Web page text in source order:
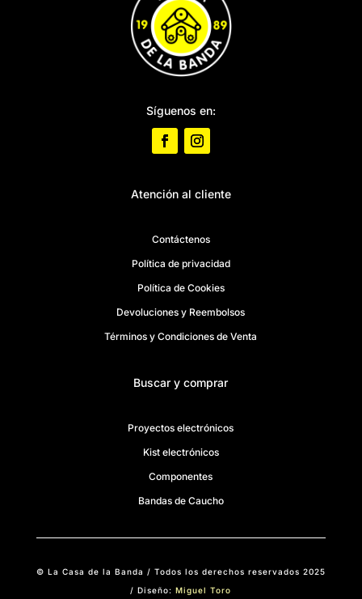
Síguenos en:
Atención al cliente
Contáctenos
Política de privacidad
Política de Cookies
Devoluciones y Reembolsos
Términos y Condiciones de Venta
Buscar y comprar
Proyectos electrónicos
Kist electrónicos
Componentes
Bandas de Caucho
© La Casa de la Banda / Todos los derechos reservados 2025
/ Diseño:Miguel Toro